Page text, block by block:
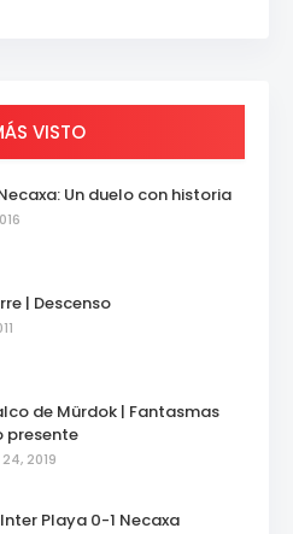
VISTO
Un duelo con historia
| Descenso
de Mürdok | Fantasmas
presente
24, 2019
Playa 0-1 Necaxa